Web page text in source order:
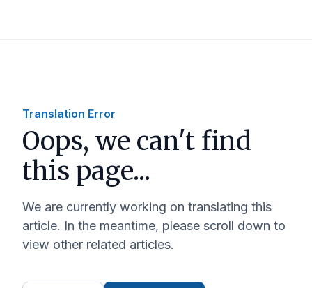
Translation Error
Oops, we can't find
this page...
We are currently working on translating this
article. In the meantime, please scroll down to
view other related articles.